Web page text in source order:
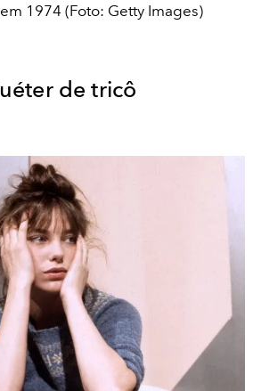
1974 (Foto: Getty Images)
de tricô